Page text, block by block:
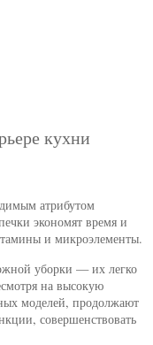
кухни
атрибутом
экономят время и
и микроэлементы.
уборки — их легко
на высокую
моделей, продолжают
совершенствовать